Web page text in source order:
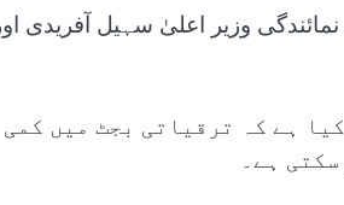
وزیر اعلیٰ سہیل آفریدی
ہے کہ ترقیاتی بجٹ میں
ہے۔